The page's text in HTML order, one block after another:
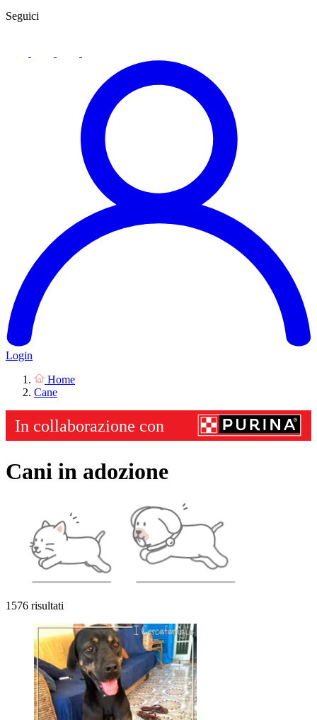
Seguici
Login
Home
Cane
Cani in adozione
1576 risultati